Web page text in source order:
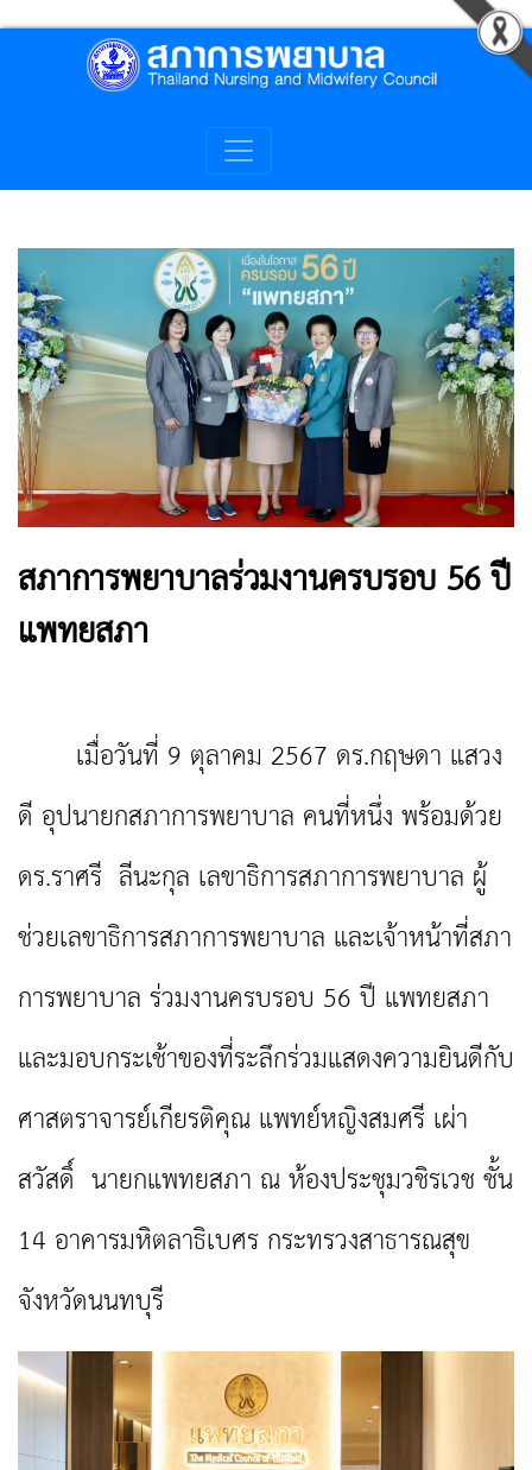
สภาการพยาบาลร่วมงานครบรอบ 56 ปี
แพทยสภา
เมื่อวันที่ 9 ตุลาคม 2567 ดร.กฤษดา แสวง
ดี อุปนายกสภาการพยาบาล คนที่หนึ่ง พร้อมด้วย
ดร.ราศรี ลีนะกุล เลขาธิการสภาการพยาบาล ผู้
ช่วยเลขาธิการสภาการพยาบาล และเจ้าหน้าที่สภา
การพยาบาล ร่วมงานครบรอบ 56 ปี แพทยสภา
และมอบกระเช้าของที่ระลึกร่วมแสดงความยินดีกับ
ศาสตราจารย์เกียรติคุณ แพทย์หญิงสมศรี เผ่า
สวัสดิ์ นายกแพทยสภา ณ ห้องประชุมวชิรเวช ชั้น
14 อาคารมหิตลาธิเบศร กระทรวงสาธารณสุข
จังหวัดนนทบุรี